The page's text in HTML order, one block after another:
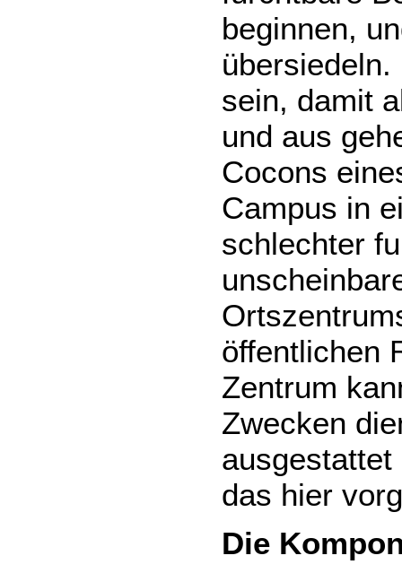
beginnen,
sein, damit
und aus
Cocons
Campus in
schlechter
öffentlichen
Zentrum
Zwecken
das hier
Die